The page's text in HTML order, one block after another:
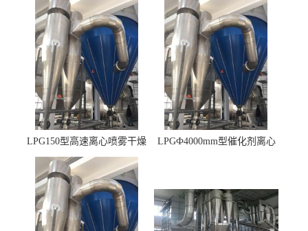
LPG150型高速离心喷雾干燥
机 φ2.85m
LPGФ4000mm型催化剂离心